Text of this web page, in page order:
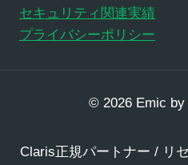
セキュリティ関連実績
プライバシーポリシー
© 2026 Emic by
Claris正規パートナー / リ